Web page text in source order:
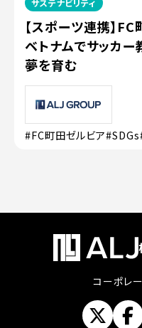
【スポーツ連携】
ベトナムでサッカ
夢を育む
#FC町田ゼルビア#SDGs
コーポレ